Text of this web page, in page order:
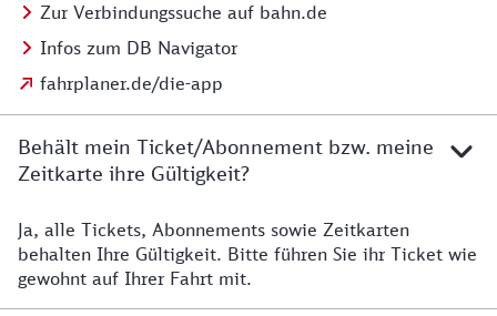
Zur Verbindungssuche auf bahn.de
Infos zum DB Navigator
fahrplaner.de/die-app
Behält mein Ticket/Abonnement bzw. meine
Zeitkarte ihre Gültigkeit?
Details zur Zeitkarte
Ja, alle Tickets, Abonnements sowie Zeitkarten
behalten Ihre Gültigkeit. Bitte führen Sie ihr Ticket wie
gewohnt auf Ihrer Fahrt mit.